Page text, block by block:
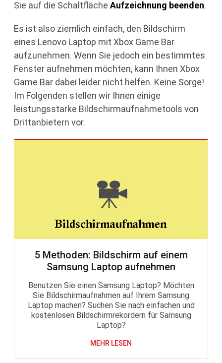
Sie auf die Schaltfläche Aufzeichnung beenden.
Es ist also ziemlich einfach, den Bildschirm
eines Lenovo Laptop mit Xbox Game Bar
aufzunehmen. Wenn Sie jedoch ein bestimmtes
Fenster aufnehmen möchten, kann Ihnen Xbox
Game Bar dabei leider nicht helfen. Keine Sorge!
Im Folgenden stellen wir Ihnen einige
leistungsstarke Bildschirmaufnahmetools von
Drittanbietern vor.
5 Methoden: Bildschirm auf einem
Samsung Laptop aufnehmen
Benutzen Sie einen Samsung Laptop? Möchten
Sie Bildschirmaufnahmen auf Ihrem Samsung
Laptop machen? Suchen Sie nach einfachen und
kostenlosen Bildschirmrekordern für Samsung
Laptop?
MEHR LESEN